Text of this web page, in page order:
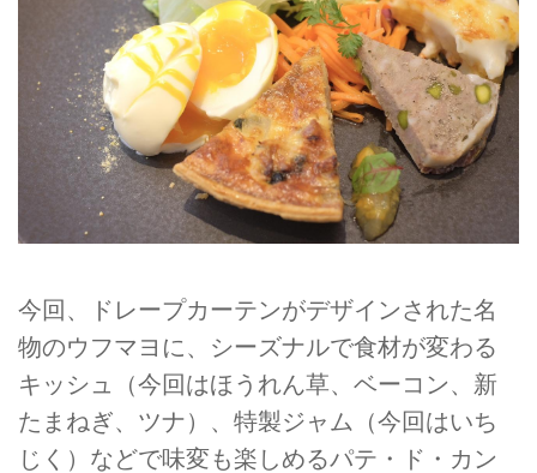
今回、ドレープカーテンがデザインされた名
物のウフマヨに、シーズナルで食材が変わる
キッシュ（今回はほうれん草、ベーコン、新
たまねぎ、ツナ）、特製ジャム（今回はいち
じく）などで味変も楽しめるパテ・ド・カン